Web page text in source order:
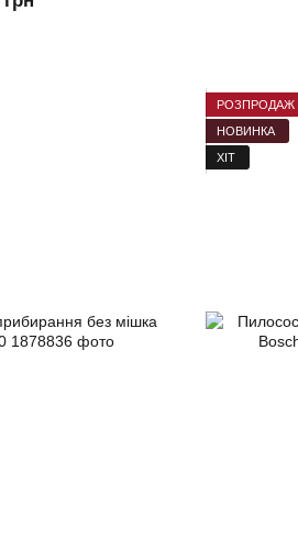
РОЗПРОДАЖ
НОВИНКА
ХІТ